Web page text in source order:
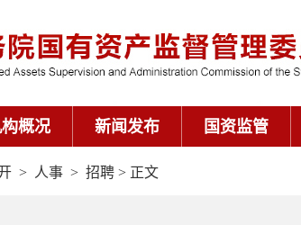
概况 新闻发布 国资监管
> 人事 > 招聘 > 正文